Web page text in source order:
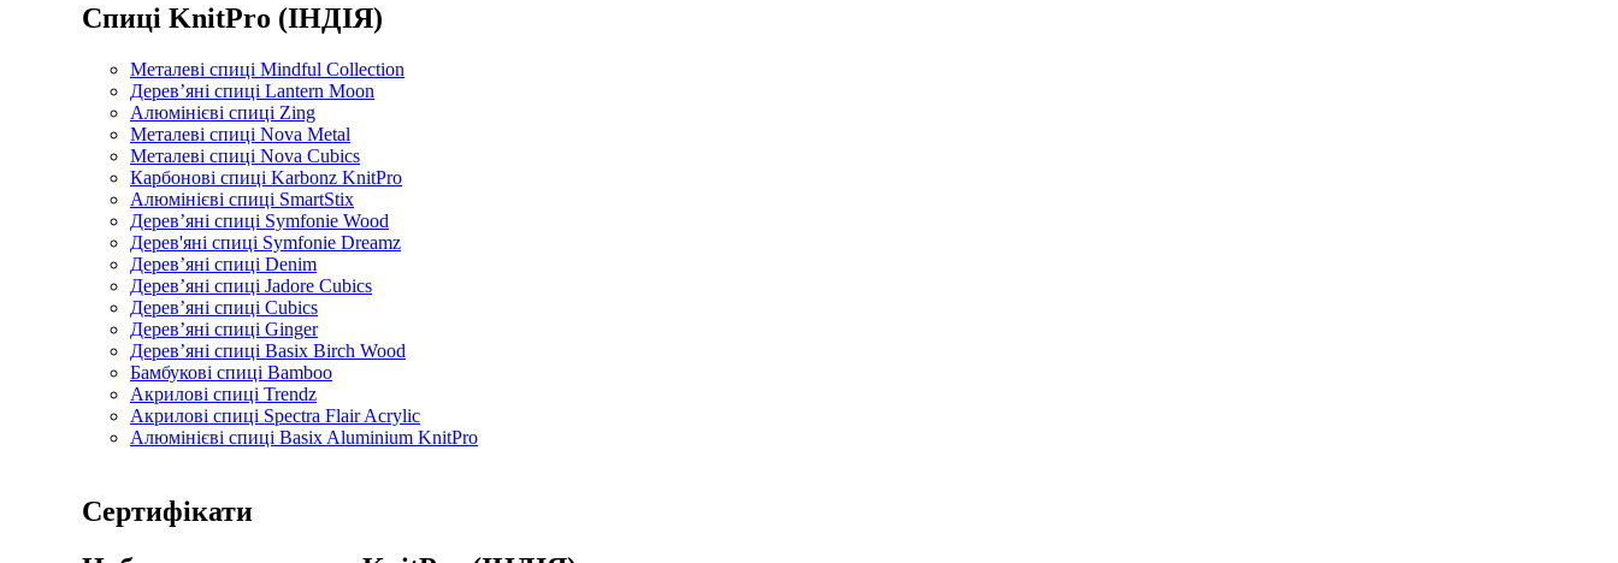
Спиці KnitPro (ІНДІЯ)
Металеві спиці Mindful Collection
Дерев’яні спиці Lantern Moon
Алюмінієві спиці Zing
Металеві спиці Nova Metal
Металеві спиці Nova Cubics
Карбонові спиці Karbonz KnitPro
Алюмінієві спиці SmartStix
Дерев’яні спиці Symfonie Wood
Дерев'яні спиці Symfonie Dreamz
Дерев’яні спиці Denim
Дерев’яні спиці Jadore Cubics
Дерев’яні спиці Cubics
Дерев’яні спиці Ginger
Дерев’яні спиці Basix Birch Wood
Бамбукові спиці Bamboo
Акрилові спиці Trendz
Акрилові спиці Spectra Flair Acrylic
Алюмінієві спиці Basix Aluminium KnitPro
Сертифікати